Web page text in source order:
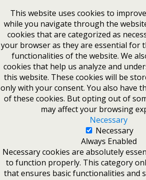
This website uses cookies to
while you navigate through the
cookies that are categorized as
your browser as they are essential for
functionalities of the website. We
cookies that help us analyze and
this website. These cookies will be
only with your consent. You also have
of these cookies. But opting out of
may affect your browsing
Necessary
Necessary
Always Enabled
Necessary cookies are absolutely
to function properly. This category
that ensures basic functionalities and